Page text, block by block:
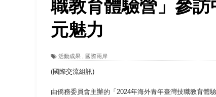
【 第404期 】此夏，向未來！ 中國科大
領航AI創先例！ 數媒系錄音室獲「杜比
職教育體驗營」參
元魅力
活動成果 國際兩岸
(國際交流組訊)
由僑務委員會主辦的「2024年海外青年臺灣技職教育體